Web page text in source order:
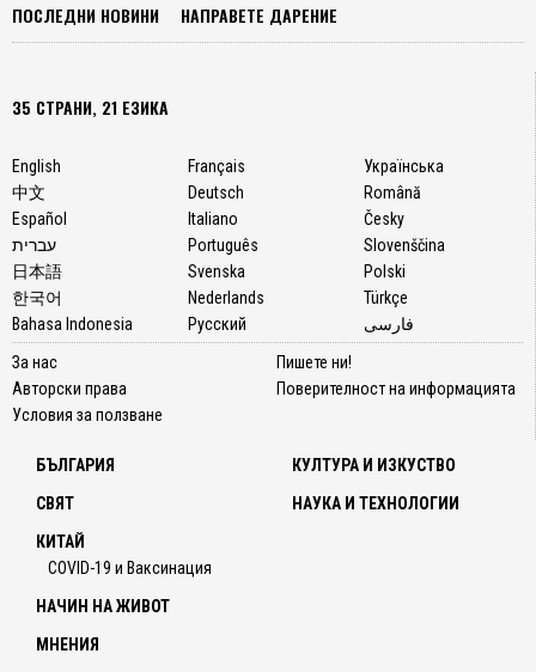
ПОСЛЕДНИ НОВИНИ НАПРАВЕТЕ ДАРЕНИЕ
35 СТРАНИ, 21 ЕЗИКА
English
中文
Español
עברית
日本語
한국어
Bahasa Indonesia
Français
Deutsch
Italiano
Português
Svenska
Nederlands
Русский
Українська
Română
Česky
Slovenščina
Polski
Türkçe
فارسی
За нас
Авторски права
Условия за ползване
Пишете ни!
Поверителност на информацията
БЪЛГАРИЯ
СВЯТ
КИТАЙ
COVID-19 и Ваксинация
КУЛТУРА И ИЗКУСТВО
НАУКА И ТЕХНОЛОГИИ
НАЧИН НА ЖИВОТ
МНЕНИЯ